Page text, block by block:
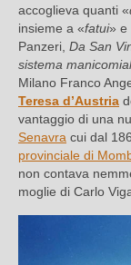
accoglieva quanti «
insieme a «fatui» e
Panzeri, Da San
sistema
Milano Franco
Teresa d’Austria
vantaggio di una
Senavra cui dal
provinciale di
non contava
moglie di Carlo